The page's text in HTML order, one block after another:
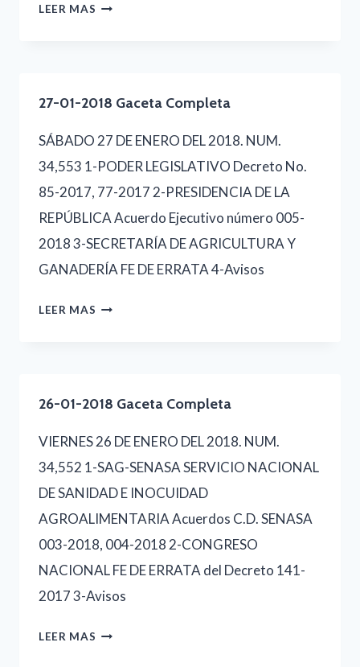
LEER MAS 31-
COMPLETA
27-01-2018 Gaceta Completa
SÁBADO 27 DE ENERO DEL 2018. NUM.
34,553 1-PODER LEGISLATIVO Decreto No.
85-2017, 77-2017 2-PRESIDENCIA DE LA
REPÚBLICA Acuerdo Ejecutivo número 005-
2018 3-SECRETARÍA DE AGRICULTURA Y
GANADERÍA FE DE ERRATA 4-Avisos
LEER MAS 27-
COMPLETA
26-01-2018 Gaceta Completa
VIERNES 26 DE ENERO DEL 2018. NUM.
34,552 1-SAG-SENASA SERVICIO NACIONAL
DE SANIDAD E INOCUIDAD
AGROALIMENTARIA Acuerdos C.D. SENASA
003-2018, 004-2018 2-CONGRESO
NACIONAL FE DE ERRATA del Decreto 141-
2017 3-Avisos
LEER MAS 26-